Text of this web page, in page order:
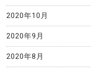
2020年10月
2020年9月
2020年8月